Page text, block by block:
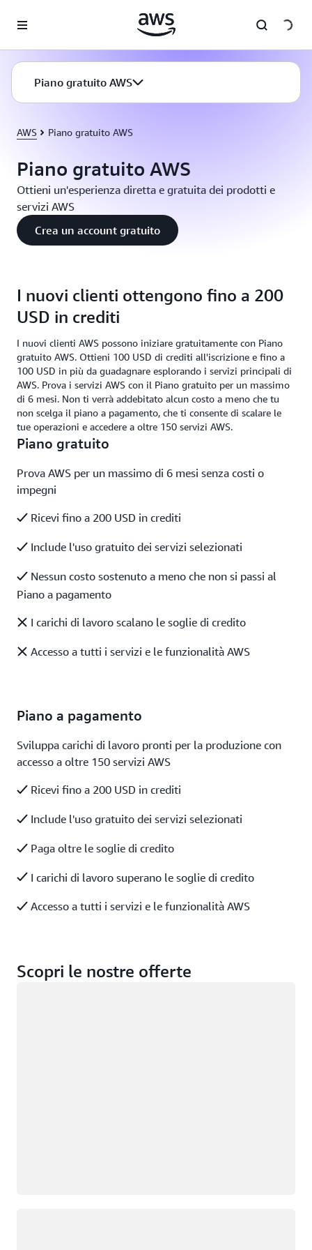
Piano gratuito AWS
AWS Piano gratuito AWS
Piano gratuito AWS
Ottieni un'esperienza diretta e gratuita dei prodotti e
servizi AWS
Crea un account gratuito
I nuovi clienti ottengono fino a 200
USD in crediti
I nuovi clienti AWS possono iniziare gratuitamente con Piano
gratuito AWS. Ottieni 100 USD di crediti all'iscrizione e fino a
100 USD in più da guadagnare esplorando i servizi principali di
AWS. Prova i servizi AWS con il Piano gratuito per un massimo
di 6 mesi. Non ti verrà addebitato alcun costo a meno che tu
non scelga il piano a pagamento, che ti consente di scalare le
tue operazioni e accedere a oltre 150 servizi AWS.
Piano gratuito
Prova AWS per un massimo di 6 mesi senza costi o
impegni
Ricevi fino a 200 USD in crediti
Include l'uso gratuito dei servizi selezionati
Nessun costo sostenuto a meno che non si passi al
Piano a pagamento
I carichi di lavoro scalano le soglie di credito
Accesso a tutti i servizi e le funzionalità AWS
Piano a pagamento
Sviluppa carichi di lavoro pronti per la produzione con
accesso a oltre 150 servizi AWS
Ricevi fino a 200 USD in crediti
Include l'uso gratuito dei servizi selezionati
Paga oltre le soglie di credito
I carichi di lavoro superano le soglie di credito
Accesso a tutti i servizi e le funzionalità AWS
Scopri le nostre offerte